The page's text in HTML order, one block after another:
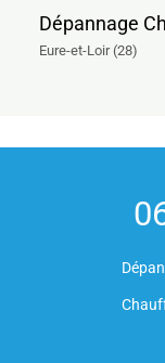
Dépannage
Eure-et-Loir (28)